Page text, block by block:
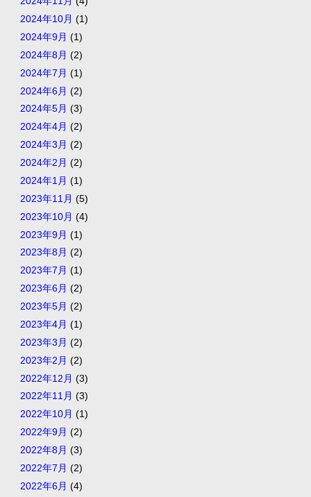
2024年10月 (1)
2024年9月 (1)
2024年8月 (2)
2024年7月 (1)
2024年6月 (2)
2024年5月 (3)
2024年4月 (2)
2024年3月 (2)
2024年2月 (2)
2024年1月 (1)
2023年11月 (5)
2023年10月 (4)
2023年9月 (1)
2023年8月 (2)
2023年7月 (1)
2023年6月 (2)
2023年5月 (2)
2023年4月 (1)
2023年3月 (2)
2023年2月 (2)
2022年12月 (3)
2022年11月 (3)
2022年10月 (1)
2022年9月 (2)
2022年8月 (3)
2022年7月 (2)
2022年6月 (4)